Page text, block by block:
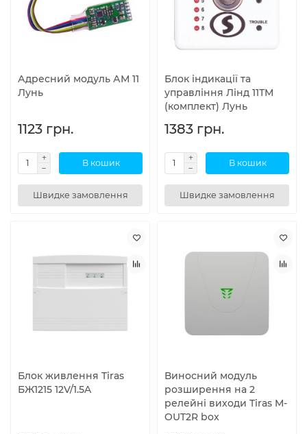
Адресний модуль АМ 11
Лунь
1123 грн.
В кошик
Швидке замовлення
Блок індикації та
управління Лінд 11ТМ
(комплект) Лунь
1383 грн.
В кошик
Швидке замовлення
Блок живлення Tiras
БЖ1215 12V/1.5A
Виносний модуль
розширення на 2
релейні виходи Tiras M-
OUT2R box